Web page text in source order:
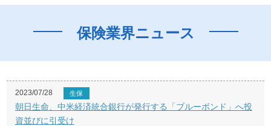
保険業界ニュース
2023/07/28 生保
朝日生命、中米経済統合銀行が発行する「ブルーボンド」へ投
資並びに引受け